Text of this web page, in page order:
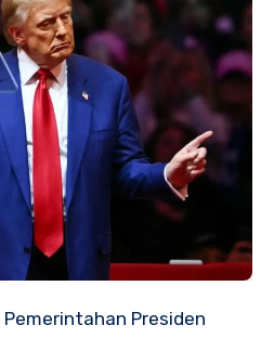
Pemerintahan Presiden